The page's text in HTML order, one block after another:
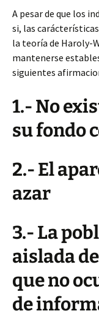
A pesar de que los
si, las
la teoría de Haroly-
mantenerse
siguientes
1.- No
su fondo
2.- El
azar
3.- La
aislada
que no
de